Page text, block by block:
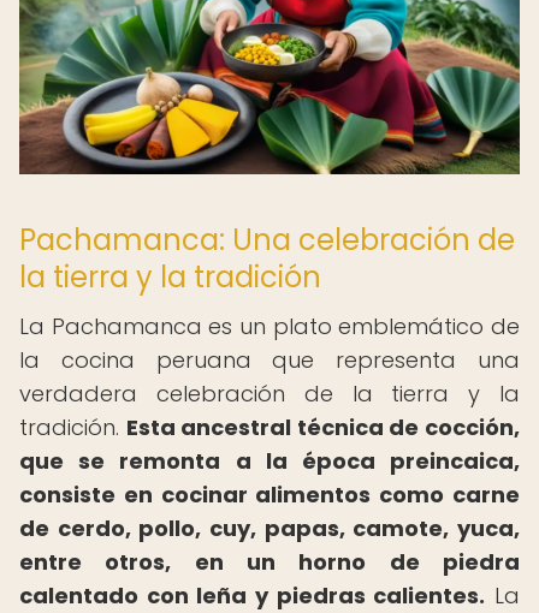
Pachamanca: Una celebración de
la tierra y la tradición
La Pachamanca es un plato emblemático de
la cocina peruana que representa una
verdadera celebración de la tierra y la
tradición. Esta ancestral técnica de cocción,
que se remonta a la época preincaica,
consiste en cocinar alimentos como carne
de cerdo, pollo, cuy, papas, camote, yuca,
entre otros, en un horno de piedra
calentado con leña y piedras calientes. La